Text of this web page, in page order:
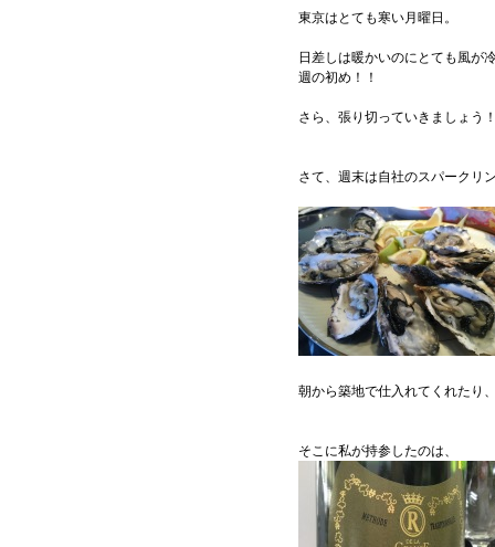
東京はとても寒い月曜日。
日差しは暖かいのにとても風が
週の初め！！
さら、張り切っていきましょう
さて、週末は自社のスパークリ
朝から築地で仕入れてくれたり
そこに私が持参したのは、